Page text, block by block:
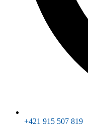
+421 915 507 819